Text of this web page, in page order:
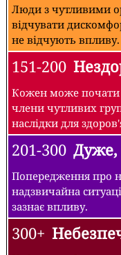
Люди з чутливими
відчувати
не відчують впливу.
151-200
Кожен може почати
члени чутливих
наслідки для
201-300 Дуже,
Попередження про
надзвичайна
зазнає впливу.
300+